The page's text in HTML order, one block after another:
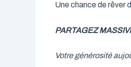
Une chance de rêver
PARTAGEZ
Votre générosité